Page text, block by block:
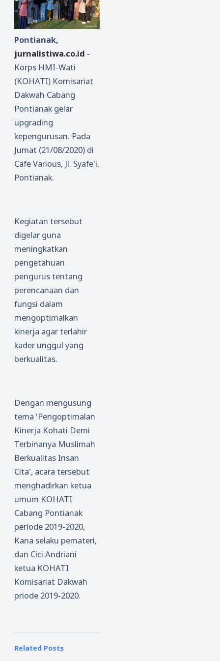
Pontianak,
jurnalistiwa.co.id -
Korps HMI-Wati
(KOHATI) Komisariat
Dakwah Cabang
Pontianak gelar
upgrading
kepengurusan. Pada
Jumat (21/08/2020) di
Cafe Various, Jl. Syafe'i,
Pontianak.
Kegiatan tersebut
digelar guna
meningkatkan
pengetahuan
pengurus tentang
perencanaan dan
fungsi dalam
mengoptimalkan
kinerja agar terlahir
kader unggul yang
berkualitas.
Dengan mengusung
tema 'Pengoptimalan
Kinerja Kohati Demi
Terbinanya Muslimah
Berkualitas Insan
Cita', acara tersebut
menghadirkan ketua
umum KOHATI
Cabang Pontianak
periode 2019-2020,
Kana selaku pemateri,
dan Cici Andriani
ketua KOHATI
Komisariat Dakwah
priode 2019-2020.
Related Posts